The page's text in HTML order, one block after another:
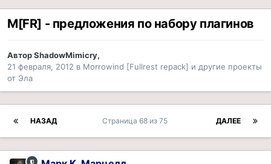
M[FR] - предложения по набору плагинов
АвторShadowMimicry,
21 февраля, 2012 в Morrowind [Fullrest repack] и другие проекты
от Эла
НАЗАД ДАЛЕЕ
Страница 68 из 75